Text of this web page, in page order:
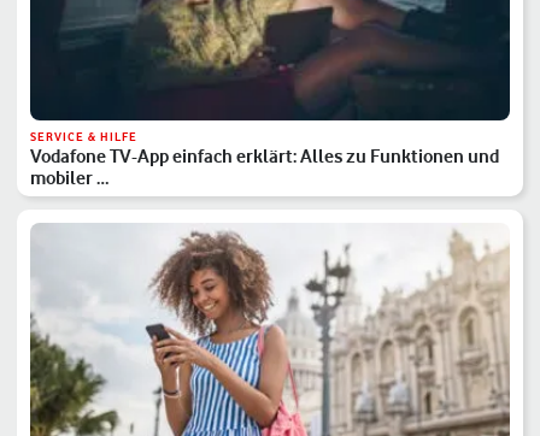
SERVICE & HILFE
Vodafone TV-App einfach erklärt: Alles zu Funktionen und
mobiler …